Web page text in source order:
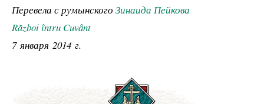
Перевела с румынского Зинаида Пейкова
Război întru Cuvânt
7 января 2014 г.